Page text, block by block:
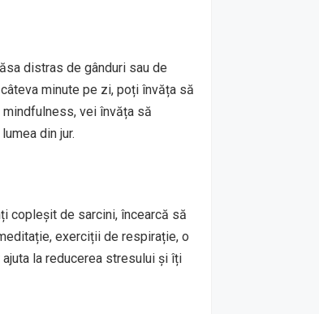
distras de gânduri sau de
minute pe zi, poți învăța să
vei învăța să
din jur.
copleșit de sarcini, încearcă să
exerciții de respirație, o
la reducerea stresului și îți